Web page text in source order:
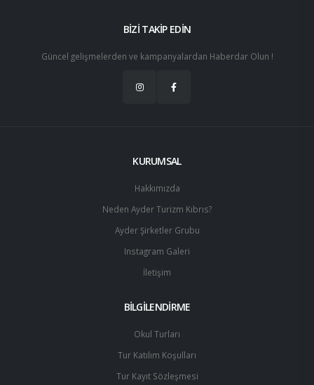
BİZİ TAKİP EDİN
Güncel gelişmelerden ve kampanyalardan Haberdar Olun !
KURUMSAL
Hakkımızda
Neden Ayder Turizm Kıbrıs?
Ayder Şirketler Grubu
Instagram Galeri
İletişim
BİLGİLENDİRME
Okul Turları
Tur Katılım Koşulları
Tur Kayıt Sözleşmesi